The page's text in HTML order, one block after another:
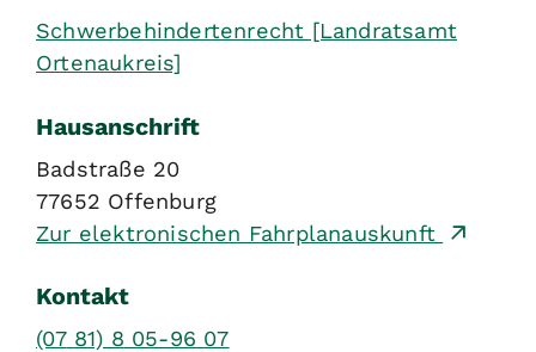
Schwerbehindertenrecht [Landratsamt
Ortenaukreis]
Hausanschrift
Badstraße 20
77652 Offenburg
Zur elektronischen Fahrplanauskunft
Kontakt
(07 81) 8 05-96 07